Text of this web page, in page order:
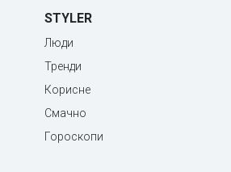
STYLER
Люди
Тренди
Корисне
Смачно
Гороскопи